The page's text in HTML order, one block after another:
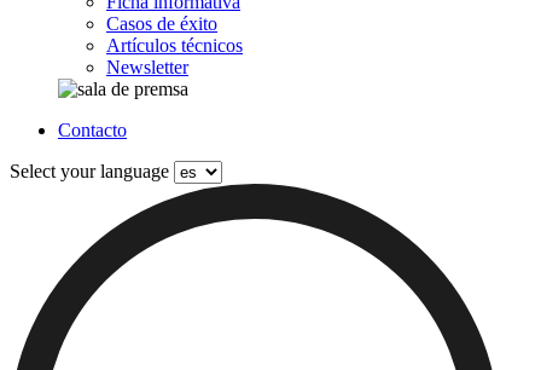
Casos de éxito
Artículos técnicos
Newsletter
Contacto
Select your language